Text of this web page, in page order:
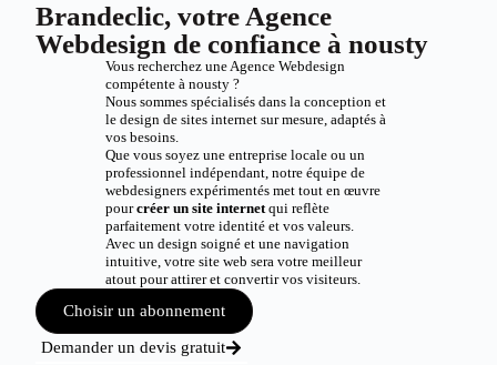
Brandeclic, votre Agence
Webdesign de confiance à nousty
Vous recherchez une Agence Webdesign
compétente à nousty ?
Nous sommes spécialisés dans la conception et
le design de sites internet sur mesure, adaptés à
vos besoins.
Que vous soyez une entreprise locale ou un
professionnel indépendant, notre équipe de
webdesigners expérimentés met tout en œuvre
pourcréer un site internetqui reflète
parfaitement votre identité et vos valeurs.
Avec un design soigné et une navigation
intuitive, votre site web sera votre meilleur
atout pour attirer et convertir vos visiteurs.
Choisir un abonnement
Demander un devis gratuit